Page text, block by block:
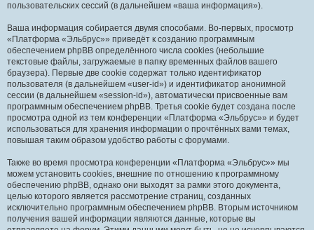
пользовательских сессий (в дальнейшем «ваша информация»).
Ваша информация собирается двумя способами. Во-первых, просмотр
«Платформа «Эльбрус»» приведёт к созданию программным
обеспечением phpBB определённого числа cookies (небольшие
текстовые файлы, загружаемые в папку временных файлов вашего
браузера). Первые две cookie содержат только идентификатор
пользователя (в дальнейшем «user-id») и идентификатор анонимной
сессии (в дальнейшем «session-id»), автоматически присвоенные вам
программным обеспечением phpBB. Третья cookie будет создана после
просмотра одной из тем конференции «Платформа «Эльбрус»» и будет
использоваться для хранения информации о прочтённых вами темах,
повышая таким образом удобство работы с форумами.
Также во время просмотра конференции «Платформа «Эльбрус»» мы
можем установить cookies, внешние по отношению к программному
обеспечению phpBB, однако они выходят за рамки этого документа,
целью которого является рассмотрение страниц, созданных
исключительно программным обеспечением phpBB. Вторым источником
получения вашей информации являются данные, которые вы